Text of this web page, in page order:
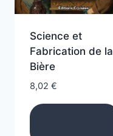
Science et
Fabrication de la
Bière
8,02 €